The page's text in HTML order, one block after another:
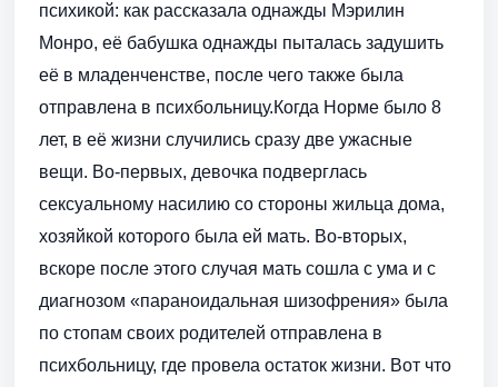
психикой: как рассказала однажды Мэрилин
Монро, её бабушка однажды пыталась задушить
её в младенченстве, после чего также была
отправлена в психбольницу.Когда Норме было 8
лет, в её жизни случились сразу две ужасные
вещи. Во-первых, девочка подверглась
сексуальному насилию со стороны жильца дома,
хозяйкой которого была ей мать. Во-вторых,
вскоре после этого случая мать сошла с ума и с
диагнозом «параноидальная шизофрения» была
по стопам своих родителей отправлена в
психбольницу, где провела остаток жизни. Вот что